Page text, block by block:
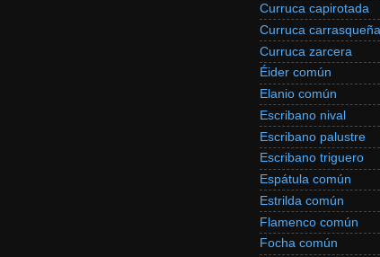
Curruca capirotada
Curruca carrasqueña
Curruca zarcera
Éider común
Elanio común
Escribano nival
Escribano palustre
Escribano triguero
Espátula común
Estrilda común
Flamenco común
Focha común